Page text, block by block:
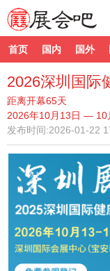
首页 国内 国外
2026深圳国际
距离开幕65天
2026年10月13日 — 10
发布时间:2026-01-22